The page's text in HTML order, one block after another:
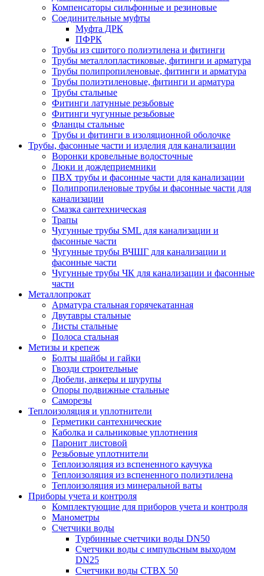
Компенсаторы сильфонные и резиновые
Соединительные муфты
Муфта ДРК
ПФРК
Трубы из сшитого полиэтилена и фитинги
Трубы металлопластиковые, фитинги и арматура
Трубы полипропиленовые, фитинги и арматура
Трубы полиэтиленовые, фитинги и арматура
Трубы стальные
Фитинги латунные резьбовые
Фитинги чугунные резьбовые
Фланцы стальные
Трубы и фитинги в изоляционной оболочке
Трубы, фасонные части и изделия для канализации
Воронки кровельные водосточные
Люки и дождеприемники
ПВХ трубы и фасонные части для канализации
Полипропиленовые трубы и фасонные части для
канализации
Смазка сантехническая
Трапы
Чугунные трубы SML для канализации и
фасонные части
Чугунные трубы ВЧШГ для канализации и
фасонные части
Чугунные трубы ЧК для канализации и фасонные
части
Металлопрокат
Арматура стальная горячекатанная
Двутавры стальные
Листы стальные
Полоса стальная
Метизы и крепеж
Болты шайбы и гайки
Гвозди строительные
Дюбели, анкеры и шурупы
Опоры подвижные стальные
Саморезы
Теплоизоляция и уплотнители
Герметики сантехнические
Каболка и сальниковые уплотнения
Паронит листовой
Резьбовые уплотнители
Теплоизоляция из вспененного каучука
Теплоизоляция из вспененного полиэтилена
Теплоизоляция из минеральной ваты
Приборы учета и контроля
Комплектующие для приборов учета и контроля
Манометры
Счетчики воды
Турбинные счетчики воды DN50
Счетчики воды с импульсным выходом
DN25
Счетчики воды СТВХ 50